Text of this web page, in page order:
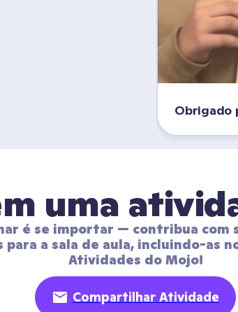
Obrigado
uma
é se importar — contribua com
a sala de aula, incluindo-as
Atividades do Mojo!
Compartilhar Atividade